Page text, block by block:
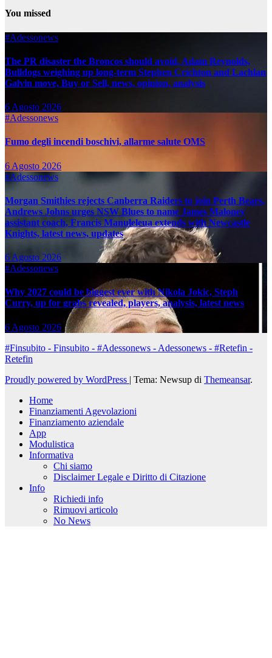
You missed
#Adessonews
The PR disaster the Broncos should avoid, Adam Reynolds,
Bulldogs weighing up long-term Stephen Crichton and Lachlan
Galvin move, Buy or Sell, news, opinion, analysis
6 Agosto 2026
#Adessonews
Fumo degli incendi boschivi, allarme salute OMS
6 Agosto 2026
#Adessonews
Morgan Smithies rejects Canberra Raiders to join Perth Bears,
Andrews Johns urges NSW Blues to name James Maloney
assistant coach, Francis Manuleleua extends with Newcastle
Knights, latest news, updates
6 Agosto 2026
#Adessonews
Why 2027 could be biggest ever with Nikola Jokic, Steph
Curry, up for grabs revealed, players, analysis, latest news
6 Agosto 2026
#Finsubito - Finsubito - #Adessonews - Adessonews - #Retefin -
Retefin
Proudly powered by WordPress | Tema: Newsup di Themeansar.
Home
Finanziamenti Agevolazioni
Finanziamento aziendale
App
Modulistica
Informativa
Chi siamo
Disclaimer Legale e Diritto di Citazione
Info
Richiedi info
Rimuovi articolo
No News